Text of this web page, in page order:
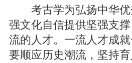
考古学为弘扬中华优
强文化自信提供坚强支
流的人才。一流人才成
要顺应历史潮流，坚持